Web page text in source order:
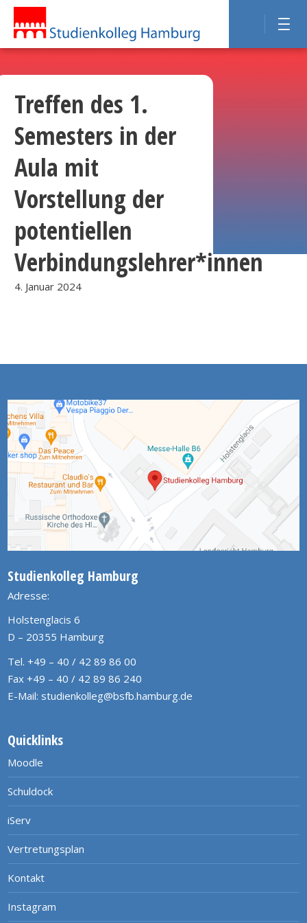
Treffen des 1.
Semesters in der
Aula mit
Vorstellung der
potentiellen
Verbindungslehrer*innen
4. Januar 2024
Studienkolleg Hamburg
Adresse:
Holstenglacis 6
D – 20355 Hamburg
Tel. +49 – 40 / 42 89 86 00
Fax +49 – 40 / 42 89 86 240
E-Mail: studienkolleg@bsfb.hamburg.de
Quicklinks
Moodle
Schuldock
iServ
Vertretungsplan
Kontakt
Instagram